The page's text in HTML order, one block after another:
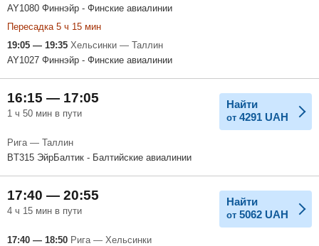
AY1080 Финнэйр - Финские авиалинии
Пересадка 5 ч 15 мин
19:05 — 19:35 Хельсинки — Таллин
AY1027 Финнэйр - Финские авиалинии
16:15 — 17:05
1 ч 50 мин в пути
Найти
от 4291 UAH
Рига — Таллин
BT315 ЭйрБалтик - Балтийские авиалинии
17:40 — 20:55
4 ч 15 мин в пути
Найти
от 5062 UAH
17:40 — 18:50 Рига — Хельсинки